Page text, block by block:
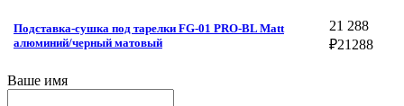
Подставка-сушка под тарелки FG-01 PRO-BL Matt
алюминий/черный матовый
21 288
₽21288
Ваше имя